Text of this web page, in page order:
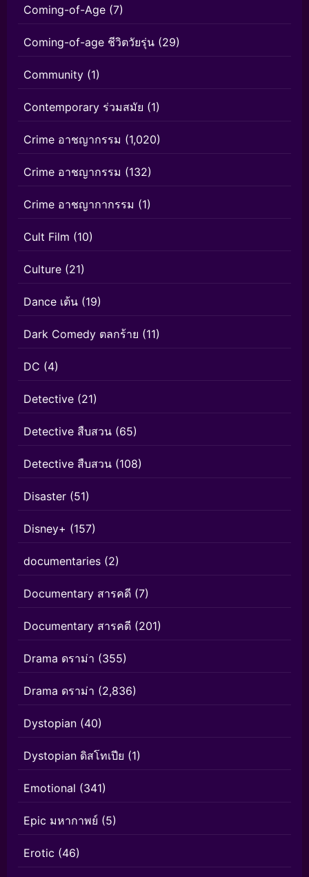
Coming-of-Age (7)
Coming-of-age ชีวิตวัยรุ่น (29)
Community (1)
Contemporary ร่วมสมัย (1)
Crime อาชญากรรม (1,020)
Crime อาชญากรรม (132)
Crime อาชญากากรรม (1)
Cult Film (10)
Culture (21)
Dance เต้น (19)
Dark Comedy ตลกร้าย (11)
DC (4)
Detective (21)
Detective สืบสวน (65)
Detective สืบสวน (108)
Disaster (51)
Disney+ (157)
documentaries (2)
Documentary สารคดี (7)
Documentary สารคดี (201)
Drama ดราม่า (355)
Drama ดราม่า (2,836)
Dystopian (40)
Dystopian ดิสโทเปีย (1)
Emotional (341)
Epic มหากาพย์ (5)
Erotic (46)